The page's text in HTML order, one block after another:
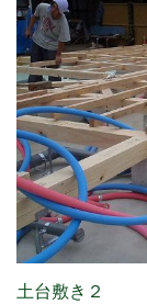
土台敷き２